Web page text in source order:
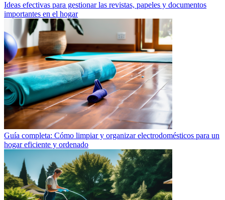
Ideas efectivas para gestionar las revistas, papeles y documentos
importantes en el hogar
Guía completa: Cómo limpiar y organizar electrodomésticos para un
hogar eficiente y ordenado